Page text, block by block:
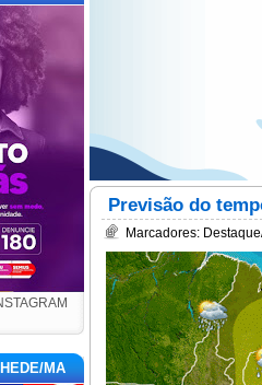
MA
Previsão do
Marcadores: